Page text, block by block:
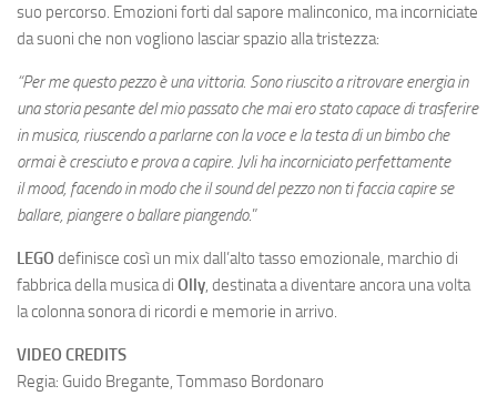
suo percorso. Emozioni forti dal sapore malinconico, ma incorniciate
da suoni che non vogliono lasciar spazio alla tristezza:
“Per me questo pezzo è una vittoria. Sono riuscito a ritrovare energia in
una storia pesante del mio passato che mai ero stato capace di trasferire
in musica, riuscendo a parlarne con la voce e la testa di un bimbo che
ormai è cresciuto e prova a capire. Jvli ha incorniciato perfettamente
il mood, facendo in modo che il sound del pezzo non ti faccia capire se
ballare, piangere o ballare piangendo.”
LEGO definisce così un mix dall’alto tasso emozionale, marchio di
fabbrica della musica di Olly, destinata a diventare ancora una volta
la colonna sonora di ricordi e memorie in arrivo.
VIDEO CREDITS
Regia: Guido Bregante, Tommaso Bordonaro